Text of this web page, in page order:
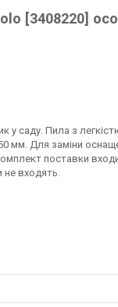
[3408220]
у саду. Пила з
Для заміни
поставки
не входять.